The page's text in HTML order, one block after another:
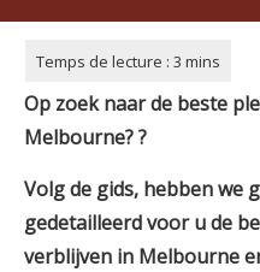
Op zoek naar de beste
Melbourne??
Volg de gids, hebben we
gedetailleerd voor u de
verblijven in Melbourne